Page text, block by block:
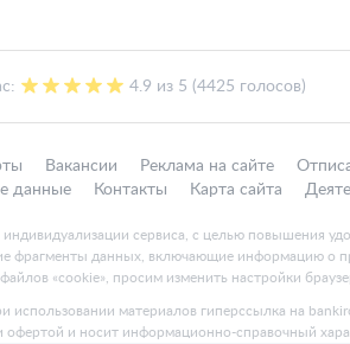
4.9 из 5 (4425 голосов)
Вакансии Реклама на сайте
данные Контакты Карта сайта
индивидуализации сервиса, с целью повышения
фрагменты данных, включающие информацию о
«cookie», просим изменить настройки
материалов гиперссылка на
и носит информационно-справочный